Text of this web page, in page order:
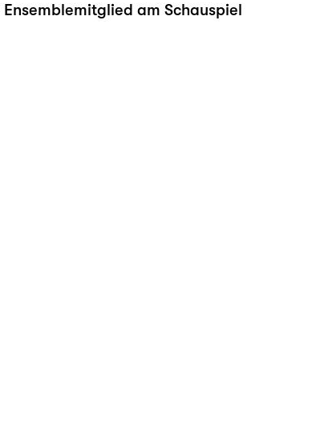
am Schauspiel